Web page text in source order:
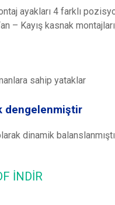
ayakları 4 farklı
– Kayış kasnak
sahip yataklar
dengelenmiştir
dinamik
İNDİR